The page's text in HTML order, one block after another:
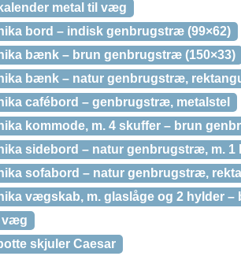
metal til væg
bord – indisk genbrugstræ (99×62)
bænk – brun genbrugstræ (150×33)
bænk – natur genbrugstræ,
cafébord – genbrugstræ, metalstel
kommode, m. 4 skuffer – brun
sidebord – natur genbrugstræ, m. 1
sofabord – natur genbrugstræ,
vægskab, m. glaslåge og 2 hylder
væg
skjuler Caesar